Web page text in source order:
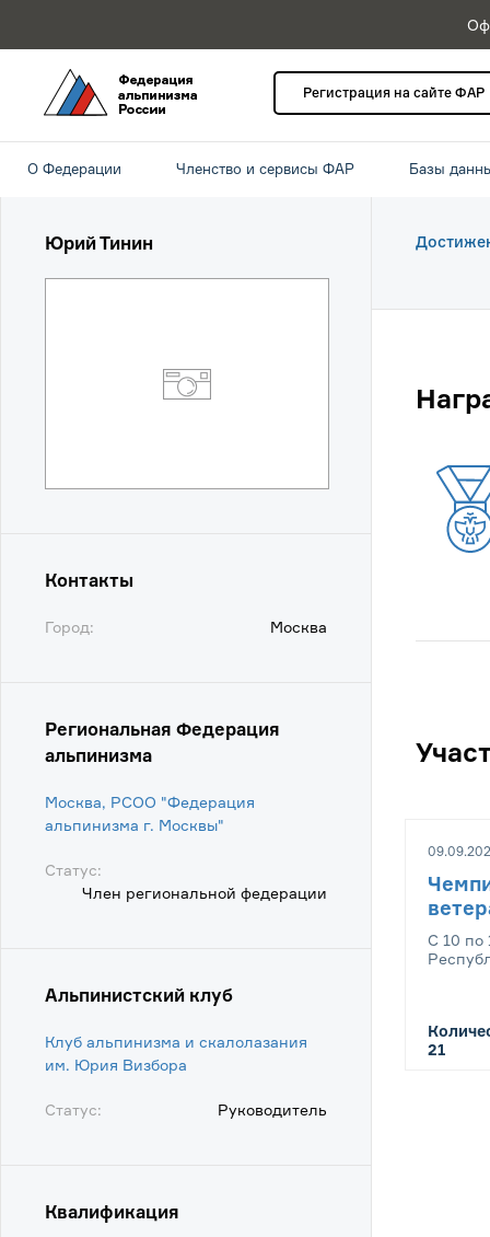
Регистрация на сайте ФАР
О Федерации Членство и сервисы ФАР Базы
Юрий Тинин
Контакты
Город: Москва
Региональная Федерация
альпинизма
Москва, РСОО "Федерация
альпинизма г. Москвы"
Статус:
Член региональной федерации
Альпинистский клуб
Клуб альпинизма и скалолазания
им. Юрия Визбора
Статус: Руководитель
Квалификация
С 10 по
21